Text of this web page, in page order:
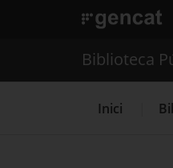
. Obre en una
Biblioteca
Inici
. Obre en una